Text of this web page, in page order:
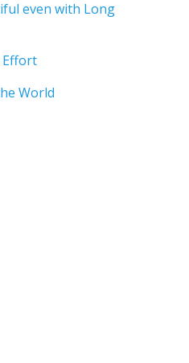
even with Long
Effort
World